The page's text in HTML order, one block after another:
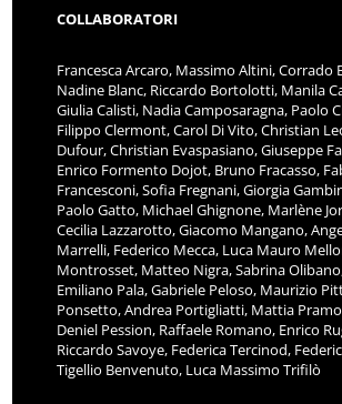
COLLABORATORI
Francesca Arcaro, Massimo Altini, Corrado
Nadine Blanc, Riccardo Bortolotti, Manila
Giulia Calisti, Nadia Camposaragna, Paolo
Filippo Clermont, Carol Di Vito, Christian
Dufour, Christian Evaspasiano, Giuseppe
Enrico Formento Dojot, Bruno Fracasso,
Francesconi, Sofia Fregnani, Giorgia
Paolo Gatto, Michael Ghignone, Marlène
Cecilia Lazzarotto, Giacomo Mangano,
Marrelli, Federico Mecca, Luca Mauro
Montrosset, Matteo Nigra, Sabrina
Emiliano Pala, Gabriele Peloso, Maurizio
Ponsetto, Andrea Portigliatti, Mattia
Deniel Pession, Raffaele Romano, Enrico
Riccardo Savoye, Federica Tercinod,
Tigellio Benvenuto, Luca Massimo Trifilò